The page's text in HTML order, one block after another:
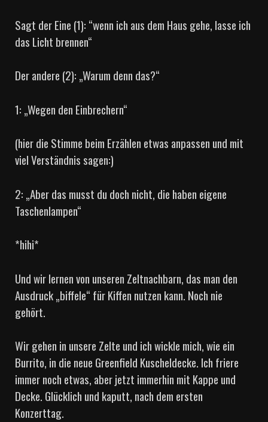
Sagt der Eine (1): “wenn ich aus dem Haus gehe, lasse ich
das Licht brennen“
Der andere (2): „Warum denn das?“
1: „Wegen den Einbrechern“
(hier die Stimme beim Erzählen etwas anpassen und mit
viel Verständnis sagen:)
2: „Aber das musst du doch nicht, die haben eigene
Taschenlampen“
*hihi*
Und wir lernen von unseren Zeltnachbarn, das man den
Ausdruck „biffele“ für Kiffen nutzen kann. Noch nie
gehört.
Wir gehen in unsere Zelte und ich wickle mich, wie ein
Burrito, in die neue Greenfield Kuscheldecke. Ich friere
immer noch etwas, aber jetzt immerhin mit Kappe und
Decke. Glücklich und kaputt, nach dem ersten
Konzerttag.